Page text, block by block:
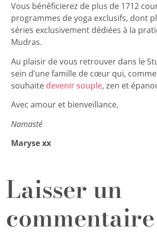
Vous bénéficierez de plus de 1712
programmes de yoga exclusifs, dont
séries exclusivement dédiées à la
Mudras.
Au plaisir de vous retrouver dans le
sein d’une famille de cœur qui,
souhaite devenir souple, zen et
Avec amour et bienveillance,
Namasté
Maryse xx
Laisser un
commentaire